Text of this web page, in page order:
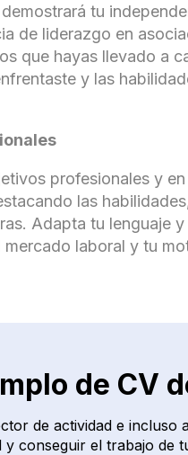
tu
de liderazgo en
que hayas llevado a
y las
profesionales y
las
Adapta tu lenguaje
laboral y tu
de CV
de actividad e
y conseguir el trabajo de